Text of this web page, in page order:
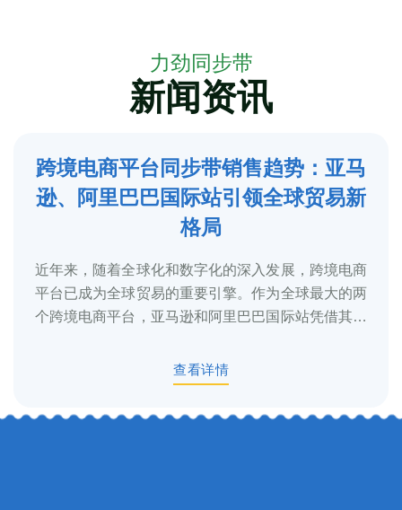
力劲同步带
新闻资讯
5
2025-3
跨境电商平台同步带销售趋势：亚马
逊、阿里巴巴国际站引领全球贸易新
格局
近年来，随着全球化和数字化的深入发展，跨境电商
平台已成为全球贸易的重要引擎。作为全球最大的两
个跨境电商平台，亚马逊和阿里巴巴国际站凭借其庞
查看详情